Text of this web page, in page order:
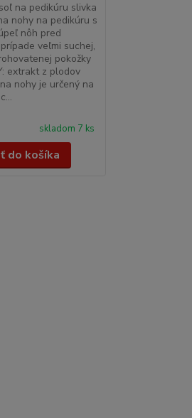
na pedikúru slivka
nohy na pedikúru s
nôh pred
veľmi suchej,
pokožky
extrakt z plodov
nohy je určený na
skladom 7 ks
do košíka